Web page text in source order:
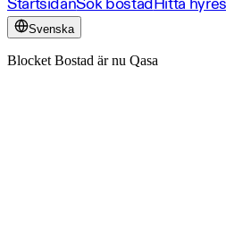
Svenska
Blocket Bostad är nu Qasa